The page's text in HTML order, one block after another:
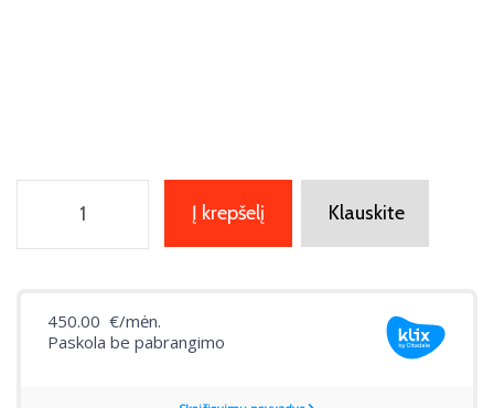
Į krepšelį Klauskite